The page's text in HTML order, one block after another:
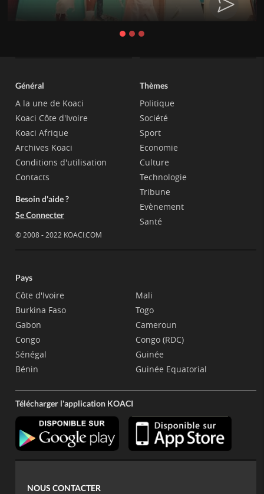
Général
A la une de Koaci
Koaci Côte d'Ivoire
Koaci Afrique
Archives Koaci
Conditions d'utilisation
Contacts
Besoin d'aide ?
Se Connecter
© 2008 - 2022 KOACI.COM
Thèmes
Politique
Société
Sport
Economie
Culture
Technologie
Tribune
Evènement
Santé
Pays
Côte d'Ivoire
Burkina Faso
Gabon
Congo
Sénégal
Bénin
Mali
Togo
Cameroun
Congo (RDC)
Guinée
Guinée Equatorial
Télécharger l'application KOACI
NOUS CONTACTER